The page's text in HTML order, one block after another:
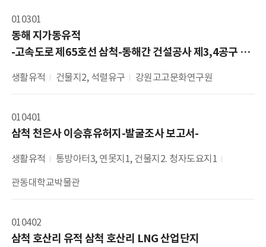
010301
동해 지가동유적
-고속도로 제65호선 삼척-동해간 건설공사 제3,4공구 유
생활유적 건물지2, 석렬유구 강원고고문화연구원
010401
삼척 천은사 이승휴유허지-발굴조사 보고서-
생활유적
통방아터3, 연못지1, 건물지2. 청자도요지1
관동대학교박물관
010402
삼척 호산리 유적 삼척 호산리 LNG 산업단지